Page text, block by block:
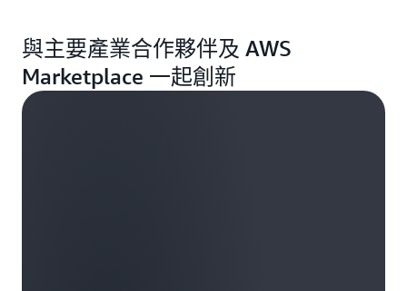
與主要產業合作夥伴及 AWS
Marketplace 一起創新